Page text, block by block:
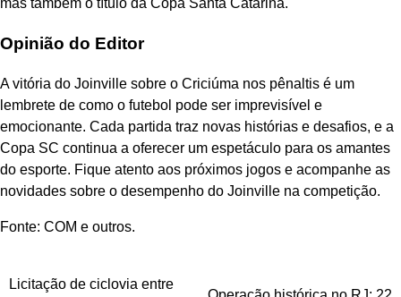
mas também o título da Copa Santa Catarina.
Opinião do Editor
A vitória do Joinville sobre o Criciúma nos pênaltis é um
lembrete de como o futebol pode ser imprevisível e
emocionante. Cada partida traz novas histórias e desafios, e a
Copa SC continua a oferecer um espetáculo para os amantes
do esporte. Fique atento aos próximos jogos e acompanhe as
novidades sobre o desempenho do Joinville na competição.
Fonte: COM e outros.
Navegação
Licitação de ciclovia entre